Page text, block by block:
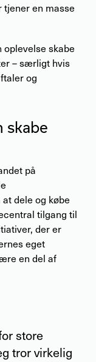
tjener en masse
oplevelse skabe
– særligt hvis
og
skabe
på
dele og købe
tilgang til
der er
eget
en del af
store
tror virkelig